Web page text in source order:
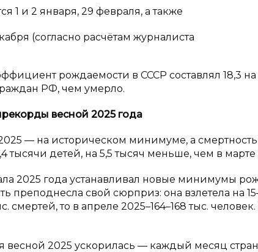
1 и 2 января, 29 февраля, а также
(согласно расчётам журналиста
рождаемости в СССР составлял 18,3
РФ, чем умерло.
весной 2025 года
— на историческом минимуме, а смертность
тысячи детей, на 5,5 тысяч меньше, чем в
2025 года устанавливал новые минимумы
преподнесла свой сюрприз: она взлетела на
смертей, то в апреле 2025–164–168 тыс.
весной 2025 ускорилась — каждый месяц